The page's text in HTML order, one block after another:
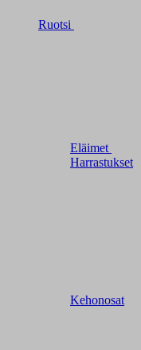
Ruotsi
Eläimet
Harrastukset
Kehonosat